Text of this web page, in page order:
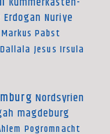
Erdogan Nuriye
Markus Pabst
Dallala Jesus Irsula
Nordsyrien
magdeburg
Pogromnacht